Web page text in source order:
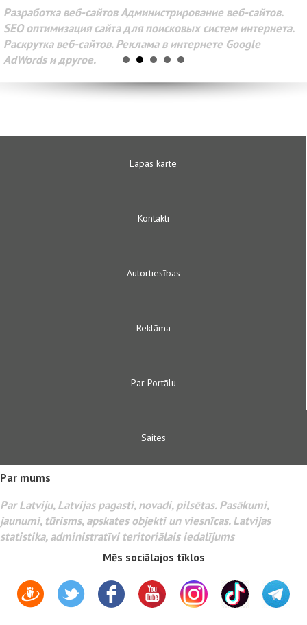
Разработка веб-сайтов Администрирование веб-сайтов.
SEO оптимизация сайта для поисковых систем интернета.
Раскрутка веб-сайтов. Реклама в интернете Google
AdWords и другое.
Lapas karte
Kontakti
Autortiesības
Reklāma
Par Portālu
Saites
Par mums
Par Latviju, Latvijas pagasti, novadi, pilsētas. Pasākumi,
jaunumi, tūrisms, apskates objekti un viesnīcas. Latvijas
statistika, administratīvi teritoriālais iedalījums
Mēs sociālajos tīklos